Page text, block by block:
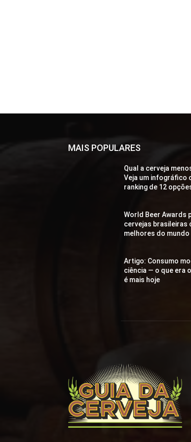
MAIS POPULARES
Qual a cerveja
Veja um infográfico
ranking de 12
World Beer Awards
cervejas brasileiras
melhores do mundo
Artigo: Consumo
ciência — o que era
é mais hoje